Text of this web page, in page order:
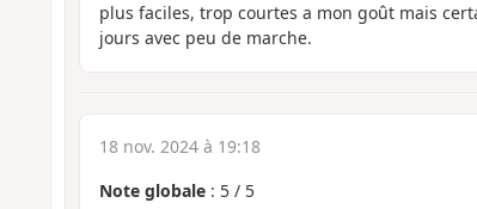
plus faciles, trop courtes a mon goût mais
jours avec peu de marche.
18 nov. 2024 à 19:18
Note globale: 5/ 5